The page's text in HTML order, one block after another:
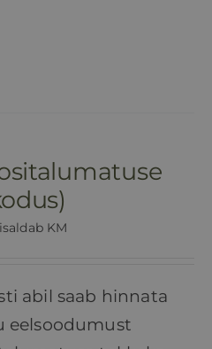
KM
abil saab hinnata
eelsoodumust